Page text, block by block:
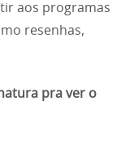
aos programas
resenhas,
pra ver o